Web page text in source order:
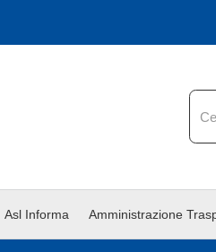
Cerca
Asl Informa Amministrazione